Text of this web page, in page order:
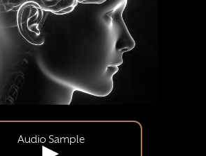
Audio Sample